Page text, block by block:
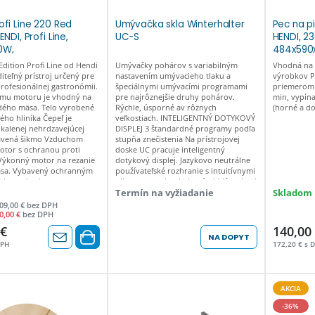
Line 220 Red
Profi Line,
Red
Profi Line od Hendi
prístroj určený pre
gastronómii.
motoru je vhodný na
mäsa. Telo vyrobené
hliníka Čepeľ je
nehrdzavejúcej
šikmo Vzduchom
s ochranou proti
motor na rezanie
Vybavený ochranným
a zabudovanou
s ochranným krytom,
a vertikálnym
ho rýchlo a ľahko
vyčistenie Spĺňa všetky
požiadavky na
profesionálne použitie,
rozbehnutiu s
ocieľkou alebo s
krytom noža – vozík je
a demontovať iba vtedy,
€ bez DPH
€ bez DPH
Umývačka skla Winterhalter
UC-S
Umývačky pohárov s variabilným
nastavením umývacieho tlaku a
špeciálnymi umývacími programami
pre najrôznejšie druhy pohárov.
Rýchle, úsporné av rôznych
veľkostiach. INTELIGENTNÝ DOTYKOVÝ
DISPLEJ 3 štandardné programy podľa
stupňa znečistenia Na prístrojovej
doske UC pracuje inteligentný
dotykový displej. Jazykovo neutrálne
používateľské rozhranie s intuitívnymi
piktogramami a chybovými hláseniami
v 22 jazykoch uľahčuje ovládanie. S
funkciou časovača je možné UC
okamihu automaticky zapla alebo
vypla. Displej citlivo reaguje a dá sa
ľahko ovládať aj v rukaviciach. Povrch
podmienkach. VARIOPOWER:
Termín na vyžiadanie
NA DOPYT
Pec na
HENDI,
Vhodná
výrobkov
priemerom
min,
(horné a
Skladom
140,00
172,20 € s
AKCIA
-36%